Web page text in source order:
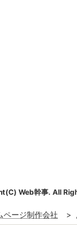
Web幹事. All
ページ制作会社 >